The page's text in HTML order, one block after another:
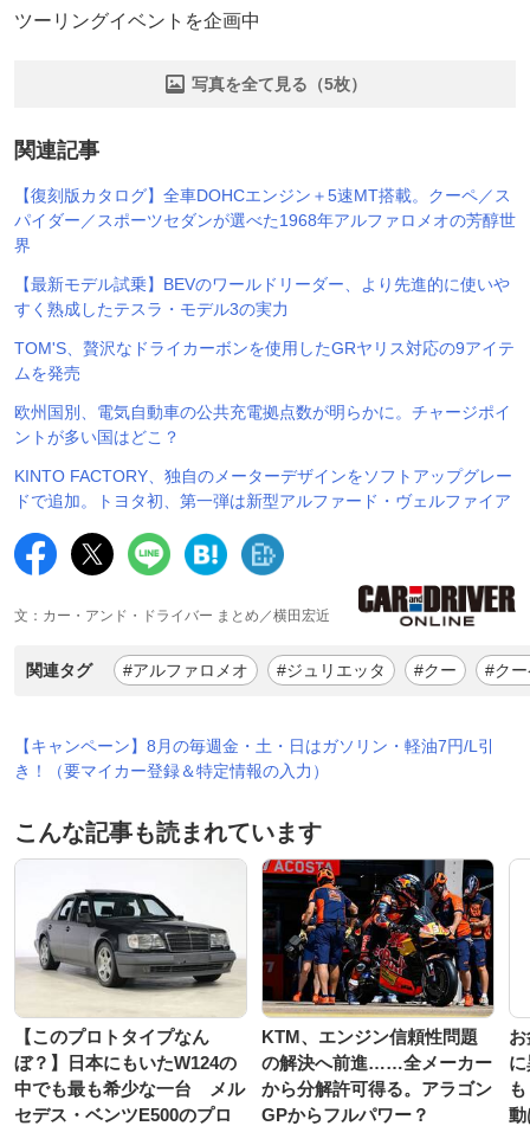
ツーリングイベントを企画中
写真を全て見る（5枚）
関連記事
【復刻版カタログ】全車DOHCエンジン＋5速MT搭載。クーペ／ス
パイダー／スポーツセダンが選べた1968年アルファロメオの芳醇世
界
【最新モデル試乗】BEVのワールドリーダー、より先進的に使いや
すく熟成したテスラ・モデル3の実力
TOM'S、贅沢なドライカーボンを使用したGRヤリス対応の9アイテ
ムを発売
欧州国別、電気自動車の公共充電拠点数が明らかに。チャージポイ
ントが多い国はどこ？
KINTO FACTORY、独自のメーターデザインをソフトアップグレー
ドで追加。トヨタ初、第一弾は新型アルファード・ヴェルファイア
文：カー・アンド・ドライバー まとめ／横田宏近
関連タグ #アルファロメオ #ジュリエッタ #クー #ク
【キャンペーン】8月の毎週金・土・日はガソリン・軽油7円/L引
き！（要マイカー登録＆特定情報の入力）
こんな記事も読まれています
【このプロトタイプなん
ぼ？】日本にもいたW124の
中でも最も希少な一台 メル
セデス・ベンツE500のプロ
KTM、エンジン信頼性問題
の解決へ前進……全メーカー
から分解許可得る。アラゴン
GPからフルパワー？
動